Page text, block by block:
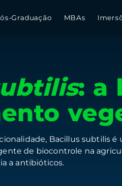
Graduação MBAs
: a
Bacillus subtilis
de biocontrole na
a antibióticos.